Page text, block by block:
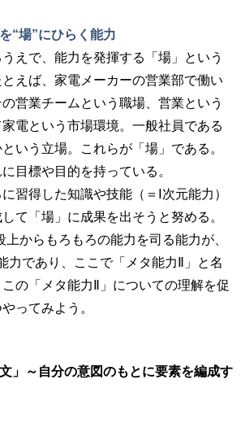
“場”にひらく能力
えで、能力を発揮する「場」という
えば、家電メーカーの営業部で働い
営業チームという職場、営業という
電という市場環境。一般社員である
いう立場。これらが「場」である。
目標や目的を持っている。
習得した知識や技能（＝Ⅰ次元能力）
て「場」に成果を出そうと努める。
上からもろもろの能力を司る能力が、
力であり、ここで「メタ能力Ⅱ」と名
の「メタ能力Ⅱ」についての理解を促
ってみよう。
」～自分の意図のもとに要素を編成す